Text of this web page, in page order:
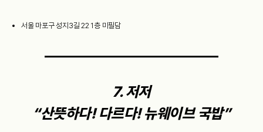
서울 마포구 성지3길 22 1층 미필담
7. 저저
“산뜻하다! 다르다! 뉴웨이브 국밥”